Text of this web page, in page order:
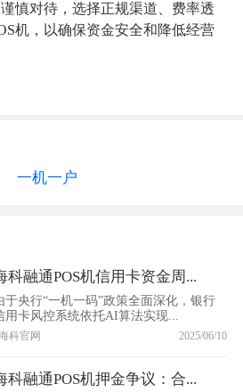
慎对待，选择正规渠道、费率透
机，以确保资金安全和降低经营
一机一户
科融通POS机信用卡资金周...
于央行“一机一码”政策全面深化，银行
用卡风控系统依托AI算法实现...
科官网 2025/06/10
科融通POS机押金争议：合...